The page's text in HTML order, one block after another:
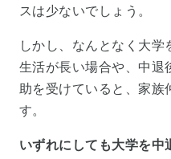
スは少ないでしょう。
しかし、なんとなく大
生活が長い場合や、中退
助を受けていると、家族
す。
いずれにしても大学を中